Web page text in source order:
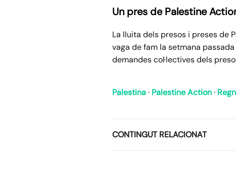
Un pres de Palestine
La lluita dels presos i preses de
vaga de fam la setmana
demandes col·lectives dels
Palestina· Palestine Action·
CONTINGUT RELACIONAT